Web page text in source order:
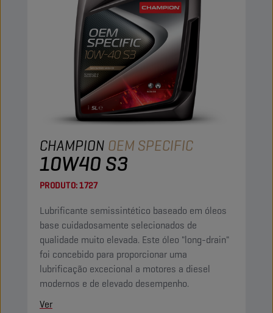
CHAMPION OEM SPECIFIC
10W40 S3
PRODUTO:1727
Lubrificante semissintético baseado em óleos
base cuidadosamente selecionados de
qualidade muito elevada. Este óleo "long-drain"
foi concebido para proporcionar uma
lubrificação excecional a motores a diesel
modernos e de elevado desempenho.
Ver